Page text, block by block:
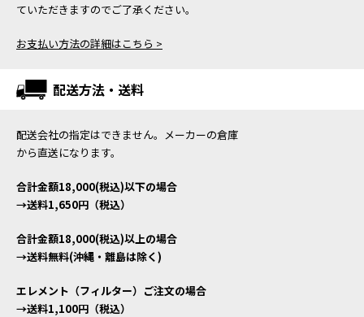
ていただきますのでご了承ください。
お支払い方法の詳細はこちら >
配送方法・送料
配送会社の指定はできません。メーカーの倉庫
から直送になります。
合計金額18,000(税込)以下の場合
→送料1,650円（税込）
合計金額18,000(税込)以上の場合
→送料無料(沖縄・離島は除く)
エレメント（フィルター）ご注文の場合
→送料1,100円（税込）